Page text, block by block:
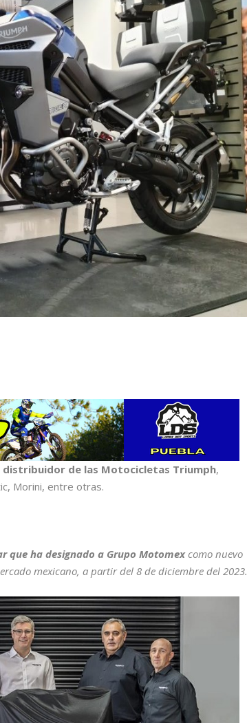
de las Motocicletas Triumph,
Morini, entre otras.
que ha designado a Grupo Motomexcomo nuevo
mexicano, a partir del 8 de diciembre del 2023.